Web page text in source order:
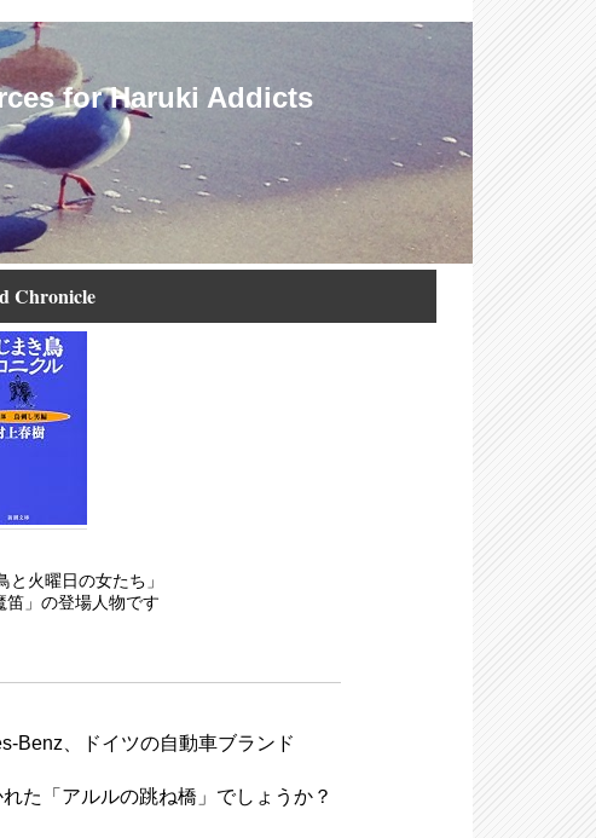
for Haruki Addicts
Chronicle
火曜日の女たち」
笛」の登場人物です
Benz、ドイツの自動車ブランド
た「アルルの跳ね橋」でしょうか？